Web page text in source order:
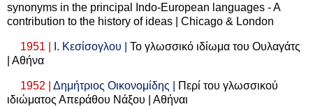
synonyms in the principal Indo-European languages - A
contribution to the history of ideas | Chicago & London
1951 | Ι. Κεσίσογλου | Το γλωσσικό ιδίωμα του Ουλαγάτς
| Αθήνα
1952 | Δημήτριος Οικονομίδης |
Περί του γλωσσικού
ιδιώματος Απεράθου Νάξου | Αθήναι